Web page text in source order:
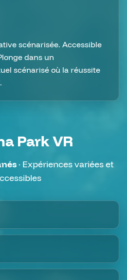
scénarisée. Accessible
dans un
scénarisé où la réussite
Park VR
· Expériences variées et